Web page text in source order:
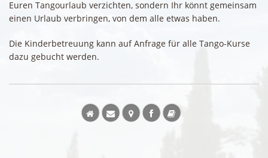
Euren Tangourlaub verzichten, sondern Ihr könnt gemeinsam
einen Urlaub verbringen, von dem alle etwas haben.
Die Kinderbetreuung kann auf Anfrage für alle Tango-Kurse
dazu gebucht werden.